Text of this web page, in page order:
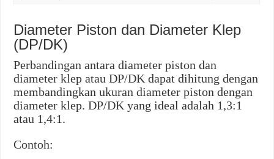
Diameter Piston dan Diameter Klep
(DP/DK)
Perbandingan antara diameter piston dan
diameter klep atau DP/DK dapat dihitung dengan
membandingkan ukuran diameter piston dengan
diameter klep. DP/DK yang ideal adalah 1,3:1
atau 1,4:1.
Contoh: